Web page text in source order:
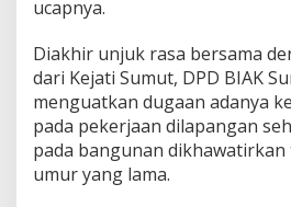
ucapnya.
Diakhir unjuk rasa bersama
dari Kejati Sumut, DPD BIAK
menguatkan dugaan adanya
pada pekerjaan dilapangan
pada bangunan dikhawatirkan
umur yang lama.